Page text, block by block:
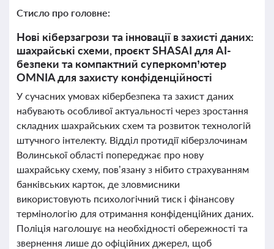
Стисло про головне:
Нові кіберзагрози та інновації в захисті даних:
шахрайські схеми, проєкт SHASAI для AI-
безпеки та компактний суперкомп’ютер
OMNIA для захисту конфіденційності
У сучасних умовах кібербезпека та захист даних
набувають особливої актуальності через зростання
складних шахрайських схем та розвиток технологій
штучного інтелекту. Відділ протидії кіберзлочинам
Волинської області попереджає про нову
шахрайську схему, пов’язану з нібито страхуванням
банківських карток, де зловмисники
використовують психологічний тиск і фінансову
термінологію для отримання конфіденційних даних.
Поліція наголошує на необхідності обережності та
звернення лише до офіційних джерел, щоб